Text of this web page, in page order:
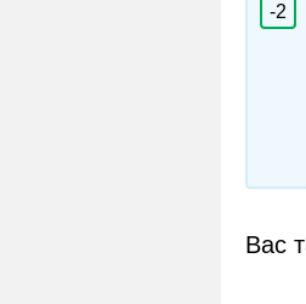
-2
Вас